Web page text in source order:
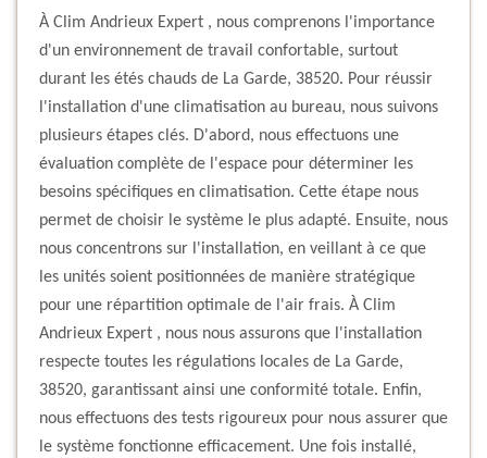
À Clim Andrieux Expert , nous comprenons l'importance
d'un environnement de travail confortable, surtout
durant les étés chauds de La Garde, 38520. Pour réussir
l'installation d'une climatisation au bureau, nous suivons
plusieurs étapes clés. D'abord, nous effectuons une
évaluation complète de l'espace pour déterminer les
besoins spécifiques en climatisation. Cette étape nous
permet de choisir le système le plus adapté. Ensuite, nous
nous concentrons sur l'installation, en veillant à ce que
les unités soient positionnées de manière stratégique
pour une répartition optimale de l'air frais. À Clim
Andrieux Expert , nous nous assurons que l'installation
respecte toutes les régulations locales de La Garde,
38520, garantissant ainsi une conformité totale. Enfin,
nous effectuons des tests rigoureux pour nous assurer que
le système fonctionne efficacement. Une fois installé,